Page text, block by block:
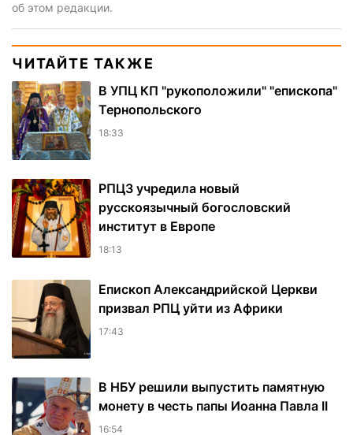
об этом редакции.
ЧИТАЙТЕ ТАКЖЕ
В УПЦ КП "рукоположили" "епископа"
Тернопольского
18:33
РПЦЗ учредила новый
русскоязычный богословский
институт в Европе
18:13
Епископ Александрийской Церкви
призвал РПЦ уйти из Африки
17:43
В НБУ решили выпустить памятную
монету в честь папы Иоанна Павла II
16:54